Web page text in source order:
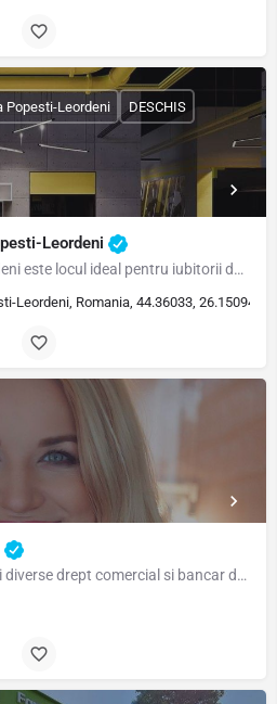
Leordeni
Stay Fit Gym Popești Leordeni este locul ideal pentru iubitorii de sport și mișcare care își doresc o sală de…
Leordeni, Romania, 44.36033, 26.15094
Popesti-Leordeni DESCHIS
Domenii de activitate: litigii diverse drept comercial si bancar drept civil, executari…